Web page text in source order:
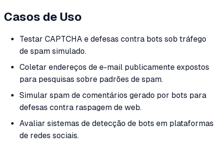
Casos de Uso
Testar CAPTCHA e defesas contra bots sob tráfego
de spam simulado.
Coletar endereços de e-mail publicamente expostos
para pesquisas sobre padrões de spam.
Simular spam de comentários gerado por bots para
defesas contra raspagem de web.
Avaliar sistemas de detecção de bots em plataformas
de redes sociais.